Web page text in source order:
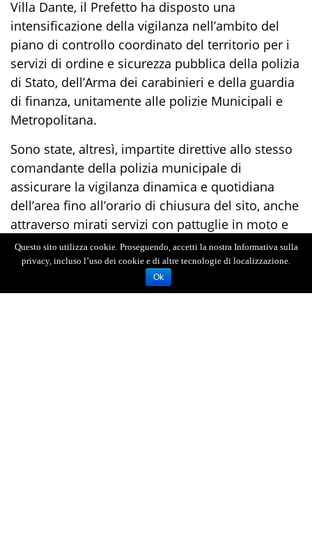
Villa Dante, il Prefetto ha disposto una
intensificazione della vigilanza nell’ambito del
piano di controllo coordinato del territorio per i
servizi di ordine e sicurezza pubblica della polizia
di Stato, dell’Arma dei carabinieri e della guardia
di finanza, unitamente alle polizie Municipali e
Metropolitana.
Sono state, altresì, impartite direttive allo stesso
comandante della polizia municipale di
assicurare la vigilanza dinamica e quotidiana
dell’area fino all’orario di chiusura del sito, anche
attraverso mirati servizi con pattuglie in moto e
agenti a piedi.
Questo sito utilizza cookie. Proseguendo, accetti la nostra Informativa sulla
privacy, incluso l’uso dei cookie e di altre tecnologie di localizzazione.
Ok